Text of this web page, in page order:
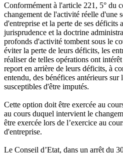
Conformément à l'article 221, 5° du
changement de l'activité réelle d'une
d'entreprise et la perte de ses déficits
jurisprudence et la doctrine
profonds d'activité tombent sous le
éviter la perte de leurs déficits, les
réaliser de telles opérations ont
report en arrière de leurs déficits, à
entendu, des bénéfices antérieurs sur
susceptibles d'être imputés.
Cette option doit être exercée au
au cours duquel intervient le
être exercée lors de l’exercice au
d'entreprise.
Le Conseil d’Etat, dans un arrêt du